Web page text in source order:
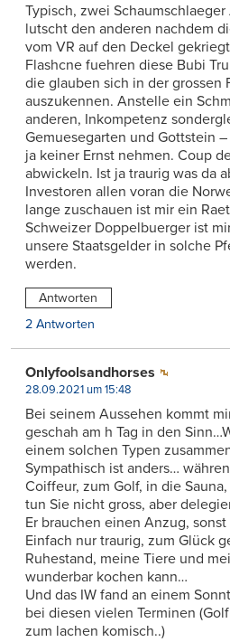
Typisch, zwei
lutscht den anderen nachdem
vom VR auf den Deckel
Flashcne fuehren diese Bubi
die glauben sich in der grossen
auszukennen. Anstelle ein
anderen, Inkompetenz
Gemuesegarten und Gottstein
ja keiner Ernst nehmen. Coup
abwickeln. Ist ja traurig was da
Investoren allen voran die
lange zuschauen ist mir ein
Schweizer Doppelbuerger ist
unsere Staatsgelder in solche
werden.
Antworten
2 Antworten
Onlyfoolsandhorses
28.09.2021 um 15:48
Bei seinem Aussehen kommt
geschah am h Tag in den
einem solchen Typen
Sympathisch ist anders…
Coiffeur, zum Golf, in die
tun Sie nicht gross, aber
Er brauchen einen Anzug,
Einfach nur traurig, zum Glück
Ruhestand, meine Tiere und
wunderbar kochen kann…
Und das IW fand an einem
bei diesen vielen Terminen
zum lachen komisch..)